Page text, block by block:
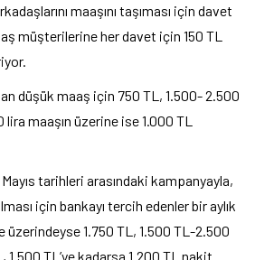
maaşını taşıması için davet
müşterilerine her davet için 150 TL
düşük maaş için 750 TL, 1.500- 2.500
maaşın üzerine ise 1.000 TL
Mayıs tarihleri arasındaki kampanyayla,
için bankayı tercih edenler bir aylık
üzerindeyse 1.750 TL, 1.500 TL-2.500
1.500 TL’ye kadarsa 1.200 TL nakit